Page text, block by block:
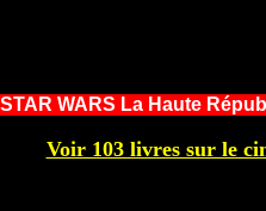
WARS La Haute
Voir 103 livres sur le